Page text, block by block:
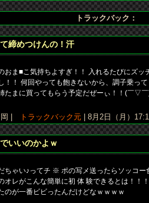
トラックバック：
締めつけんの！汗
おま■こ気持ちよすぎ！！ 入れるたびにズッ
！！ 何回やっても飽きないから、調子乗っ
たまに買ってもらう予定だぜーぃ！！(￣▽￣
岡 | トラックバック元 | 8月2日（月）
いいのかよｗ
ちゃい♪ってチ ※ ポの写メ送ったらソッコー
オレがこんな簡単に初 体 験できるとは！！
のが一番ビビったんだけどなｗｗｗｗ